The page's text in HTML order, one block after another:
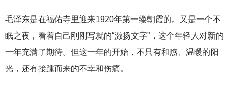
毛泽东是在福佑寺里迎来1920年第一缕朝霞的。又是一个不
眠之夜，看着自己刚刚写就的“激扬文字”，这个年轻人对新的
一年充满了期待。但这一年的开始，不只有和煦、温暖的阳
光，还有接踵而来的不幸和伤痛。